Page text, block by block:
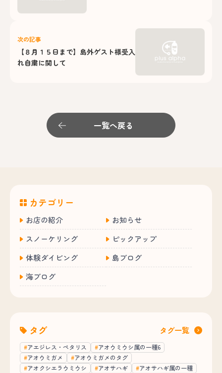
次の記事
【８月１５日まで】島外ゲスト様受入
れ自粛に関して
一覧へ戻る
カテゴリー
お店の紹介
お知らせ
スノーケリング
ピックアップ
体験ダイビング
島ブログ
海ブログ
タグ タグ一覧
アエジレス・ペタリス
アオウミウシ属の一種6
アオウミガメ
アオウミガメのタグ
アオクシエラウミウシ
アオサハギ
アオサハギ属の一種